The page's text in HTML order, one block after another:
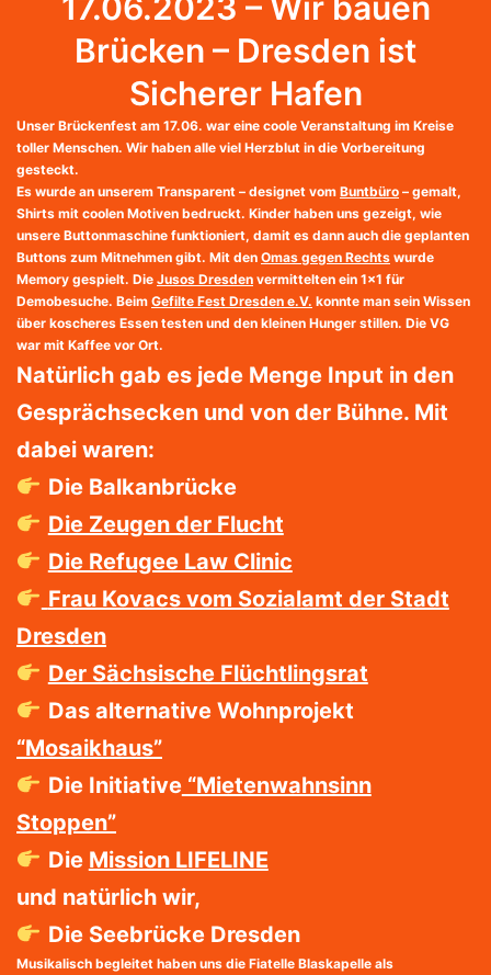
Brücken – Dresden ist
Sicherer Hafen
Unser Brückenfest am 17.06. war eine coole Veranstaltung im Kreise
toller Menschen. Wir haben alle viel Herzblut in die Vorbereitung
gesteckt.
Es wurde an unserem Transparent – designet vom Buntbüro – gemalt,
Shirts mit coolen Motiven bedruckt. Kinder haben uns gezeigt, wie
unsere Buttonmaschine funktioniert, damit es dann auch die geplanten
Buttons zum Mitnehmen gibt. Mit den Omas gegen Rechts wurde
Memory gespielt. Die Jusos Dresden vermittelten ein 1×1 für
Demobesuche. Beim Gefilte Fest Dresden e.V. konnte man sein Wissen
über koscheres Essen testen und den kleinen Hunger stillen. Die VG
war mit Kaffee vor Ort.
Natürlich gab es jede Menge Input in den
Gesprächsecken und von der Bühne. Mit
dabei waren:
Die Balkanbrücke
Die Zeugen der Flucht
Die Refugee Law Clinic
Frau Kovacs vom Sozialamt der Stadt
Dresden
Der Sächsische Flüchtlingsrat
Das alternative Wohnprojekt
“Mosaikhaus”
Die Initiative“Mietenwahnsinn
Stoppen”
Die Mission LIFELINE
und natürlich wir,
Die Seebrücke Dresden
Musikalisch begleitet haben uns die Fiatelle Blaskapelle als